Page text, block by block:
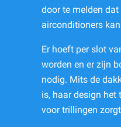
door te melden
airconditioners
Er hoeft per slot
worden en er zijn
nodig. Mits de
is, haar design het
voor trillingen